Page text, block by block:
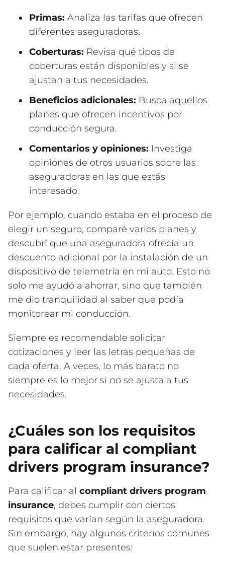
Primas: Analiza las tarifas que ofrecen
diferentes aseguradoras.
Coberturas: Revisa qué tipos de
coberturas están disponibles y si se
ajustan a tus necesidades.
Beneficios adicionales: Busca aquellos
planes que ofrecen incentivos por
conducción segura.
Comentarios y opiniones: Investiga
opiniones de otros usuarios sobre las
aseguradoras en las que estás
interesado.
Por ejemplo, cuando estaba en el proceso de
elegir un seguro, comparé varios planes y
descubrí que una aseguradora ofrecía un
descuento adicional por la instalación de un
dispositivo de telemetría en mi auto. Esto no
solo me ayudó a ahorrar, sino que también
me dio tranquilidad al saber que podía
monitorear mi conducción.
Siempre es recomendable solicitar
cotizaciones y leer las letras pequeñas de
cada oferta. A veces, lo más barato no
siempre es lo mejor si no se ajusta a tus
necesidades.
¿Cuáles son los requisitos
para calificar al compliant
drivers program insurance?
Para calificar al compliant drivers program
insurance, debes cumplir con ciertos
requisitos que varían según la aseguradora.
Sin embargo, hay algunos criterios comunes
que suelen estar presentes: